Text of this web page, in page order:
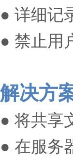
● 详细记
● 禁止用
解决方
● 将共享
● 在服务